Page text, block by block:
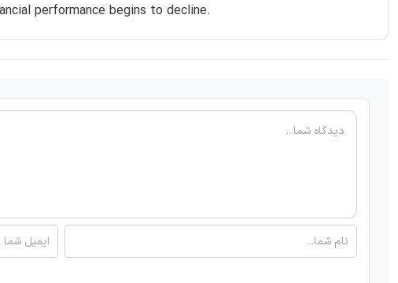
performance begins to decline.